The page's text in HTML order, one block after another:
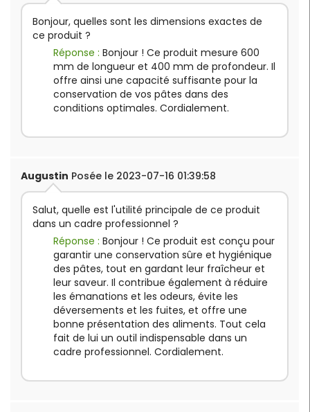
Bonjour, quelles sont les dimensions exactes de
ce produit ?
Réponse : Bonjour ! Ce produit mesure 600
mm de longueur et 400 mm de profondeur. Il
offre ainsi une capacité suffisante pour la
conservation de vos pâtes dans des
conditions optimales. Cordialement.
Augustin Posée le 2023-07-16 01:39:58
Salut, quelle est l'utilité principale de ce produit
dans un cadre professionnel ?
Réponse : Bonjour ! Ce produit est conçu pour
garantir une conservation sûre et hygiénique
des pâtes, tout en gardant leur fraîcheur et
leur saveur. Il contribue également à réduire
les émanations et les odeurs, évite les
déversements et les fuites, et offre une
bonne présentation des aliments. Tout cela
fait de lui un outil indispensable dans un
cadre professionnel. Cordialement.